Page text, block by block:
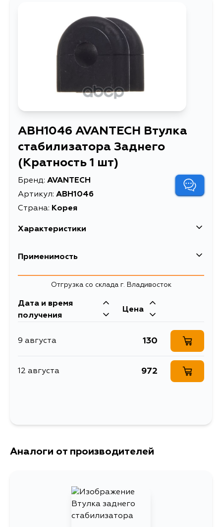
ABH1046 AVANTECH Втулка
стабилизатора Заднего
(Кратность 1 шт)
Бренд: AVANTECH
Артикул: ABH1046
Страна: Корея
Характеристики
Описание
Товарная группа втулки стабилизатора
Применимость
Отгрузка со склада г. Владивосток
Дата и время
получения
Цена
9 августа 130
12 августа 972
Аналоги от производителей